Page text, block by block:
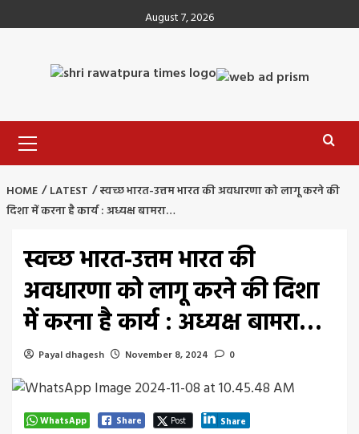
to
August 7, 2026
Menu
HOME LATEST
स्वच्छ भारत-उत्तम भारत की अवधारणा को लागू करने की
दिशा में करना है कार्य : अध्यक्ष बामरा…
स्वच्छ भारत-उत्तम भारत की
अवधारणा को लागू करने की दिशा
में करना है कार्य : अध्यक्ष बामरा…
Payal dhagesh November 8, 2024 0
WhatsApp Share Post Share